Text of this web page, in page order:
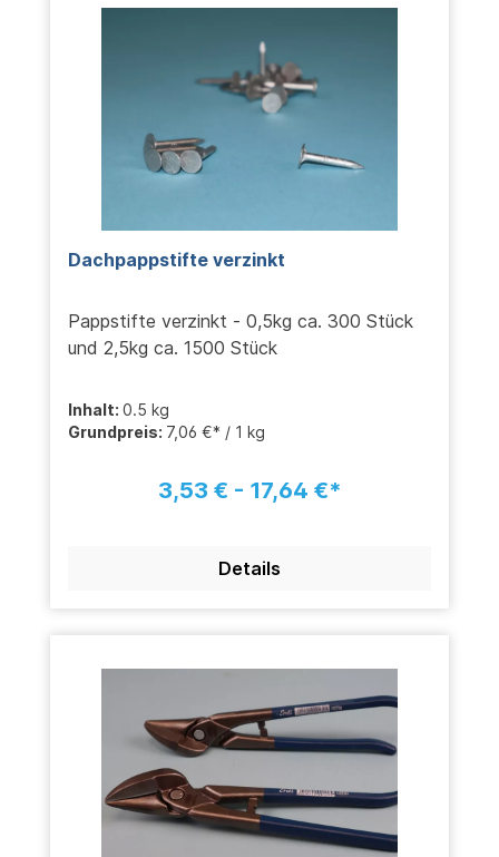
Dachpappstifte verzinkt
Pappstifte verzinkt - 0,5kg ca. 300 Stück
und 2,5kg ca. 1500 Stück
Inhalt: 0.5 kg
Grundpreis: 7,06 €* / 1 kg
3,53 € - 17,64 €*
Details